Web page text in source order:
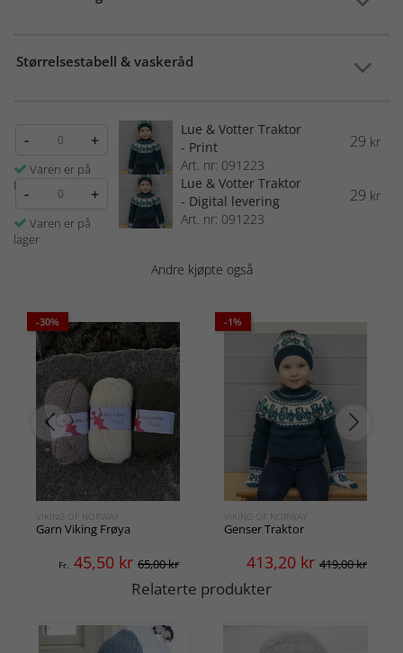
Størrelsestabell & vaskeråd
- +
Varen er på
lager
Lue & Votter Traktor
- Print
Art. nr: 091223
29 kr
- +
Varen er på
lager
Lue & Votter Traktor
- Digital levering
Art. nr: 091223
29 kr
Andre kjøpte også
-30%
VIKING OF NORWAY
Garn Viking Frøya
Fr. 45,50 kr 65,00 kr
-1%
VIKING OF NORWAY
Genser Traktor
413,20 kr 419,00 kr
Relaterte produkter